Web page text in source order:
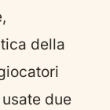
della
due